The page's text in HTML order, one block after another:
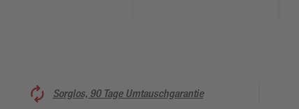
Sorglos, 90 Tage Umtauschgarantie